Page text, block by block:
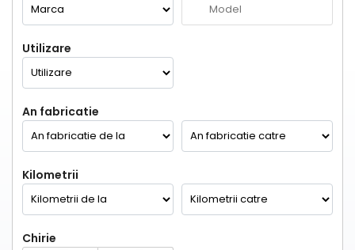
Utilizare
An fabricatie
Kilometrii
Chirie